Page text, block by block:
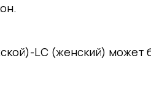
LC (женский) может